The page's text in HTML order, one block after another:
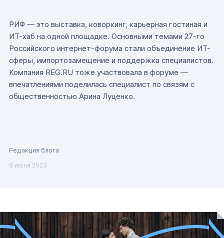
РИФ — это выставка, коворкинг, карьерная гостиная и
ИТ-хаб на одной площадке. Основными темами 27-го
Российского интернет-форума стали объединение ИТ-
сферы, импортозамещение и поддержка специалистов.
Компания REG.RU тоже участвовала в форуме —
впечатлениями поделилась специалист по связям с
общественностью Арина Луценко.
Редакция блога
6 июня 2023